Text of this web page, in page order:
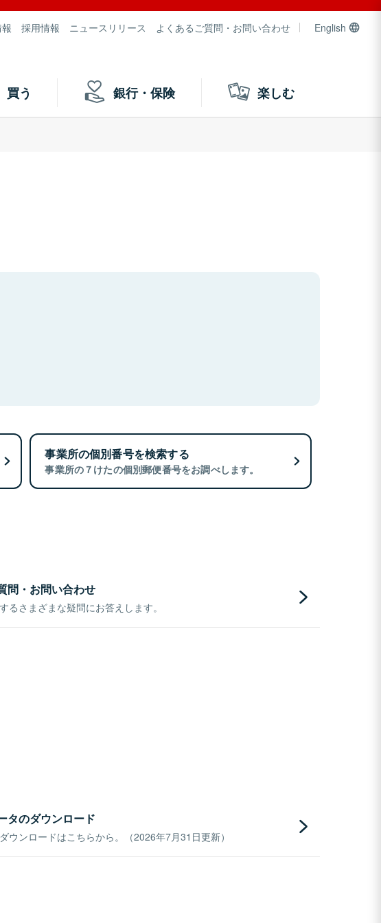
採用情報 ニュースリリース よくあるご質問・お問い合わせ English
買う 銀行・保険 楽しむ
事業所の個別番号を検索する
事業所の７けたの個別郵便番号をお調べします。
問・お問い合わせ
るさまざまな疑問にお答えします。
タのダウンロード
ウンロードはこちらから。（2026年7月31日更新）